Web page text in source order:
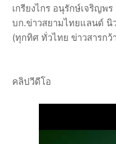
เกรียงไกร อนุรักษ์เจริญพร
บก.ข่าวสยามไทยแลนด์ นิ
(ทุกทิศ ทั่วไทย ข่าวสารก
คลิปวีดีโอ